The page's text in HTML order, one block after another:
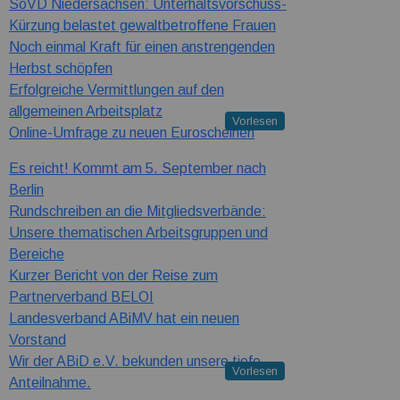
SoVD Niedersachsen: Unterhaltsvorschuss-
Kürzung belastet gewaltbetroffene Frauen
Noch einmal Kraft für einen anstrengenden
Herbst schöpfen
Erfolgreiche Vermittlungen auf den
allgemeinen Arbeitsplatz
Online-Umfrage zu neuen Euroscheinen
Vorlesen
Es reicht! Kommt am 5. September nach
Berlin
Rundschreiben an die Mitgliedsverbände:
Unsere thematischen Arbeitsgruppen und
Bereiche
Kurzer Bericht von der Reise zum
Partnerverband BELOI
Landesverband ABiMV hat ein neuen
Vorstand
Wir der ABiD e.V. bekunden unsere tiefe
Anteilnahme.
Vorlesen